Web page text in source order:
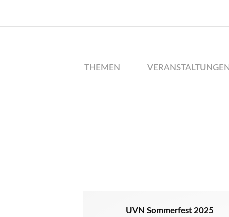
THEMEN VERANSTALTUNGEN
UVN Sommerfest 2025